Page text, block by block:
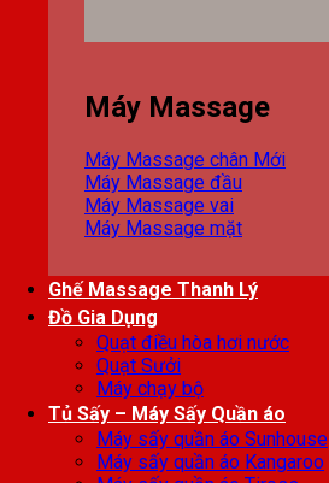
Máy Massage
Máy Massage chân
Máy Massage đầu
Máy Massage vai
Máy Massage mặt
Ghế Massage Thanh Lý
Đồ Gia Dụng
Quạt điều hòa hơi nước
Quạt Sưởi
Máy chạy bộ
Tủ Sấy – Máy Sấy Quần áo
Máy sấy quần áo Sunhouse
Máy sấy quần áo Kangaroo